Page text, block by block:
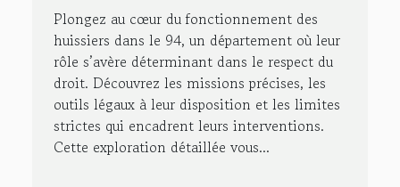
Plongez au cœur du fonctionnement des
huissiers dans le 94, un département où leur
rôle s’avère déterminant dans le respect du
droit. Découvrez les missions précises, les
outils légaux à leur disposition et les limites
strictes qui encadrent leurs interventions.
Cette exploration détaillée vous...